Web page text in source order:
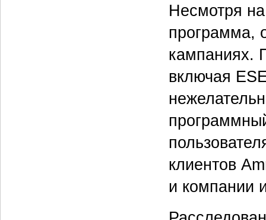
Несмотря
программа,
кампаниях.
включая
клиентов
и компании